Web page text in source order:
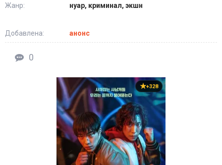
Жанр:
нуар, криминал, экшн
Добавлена: анонс
0
+328